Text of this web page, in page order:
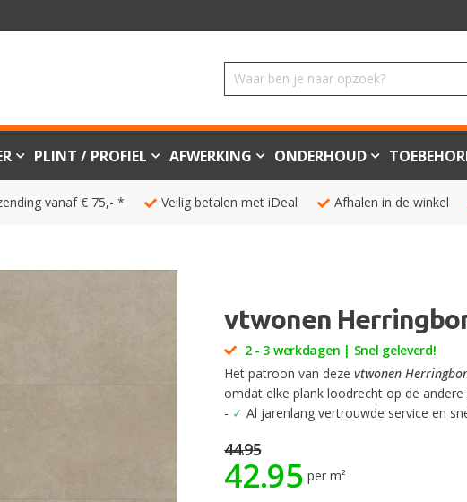
PLINT / PROFIEL AFWERKING ONDERHOUD
vanaf € 75,- * Veilig betalen met iDeal Afhalen in de winkel
vtwonen
2 - 3 werkdagen | Snel geleverd!
Het patroon van dezevtwonen
omdat elke plank loodrecht op de andere
- ✓Al jarenlang vertrouwde service en
44.95
42.95 per m²